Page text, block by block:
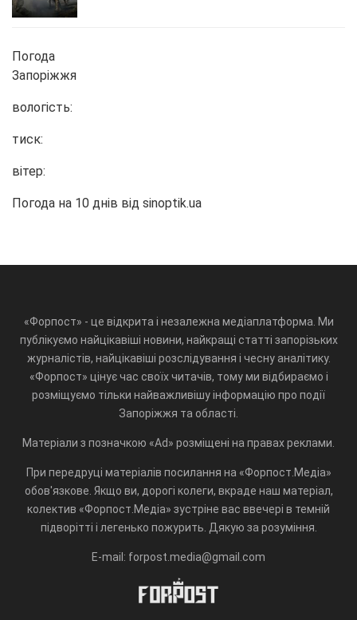
Погода
Запоріжжя
вологість:
тиск:
вітер:
Погода на 10 днів від sinoptik.ua
«Форпост» - це відкрита і незалежна медіаплатформа. Ми
публікуємо найцікавіші новини, найкращі статті запорізьких
журналістів, найцікавіші розслідування і чесну аналітику.
«Форпост» цінує час своїх читачів, тому ми відбираємо і
розміщуємо тільки найважливішу інформацію про події
Запоріжжя та області.
Матеріали з позначкою «Ad» розміщені на правах реклами.
При передруці матеріалів посилання на «Форпост.Медіа»
обов'язкове. Якщо ви, дорогі колеги, вкраде наш матеріал,
колектив «Форпост.Медіа» зустріне вас ввечері в темній
підворітті і легенько пожурить. Дякую за розуміння.
E-mail: forpost.media@gmail.com